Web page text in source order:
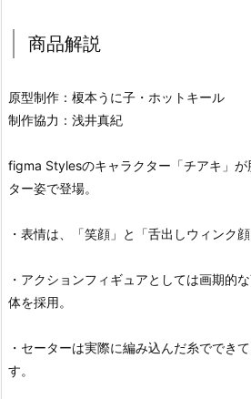
商品解説
原型制作：榎本うに子・ホットキール
制作協力：浅井真紀
figma Stylesのキャラクター「チアキ」が
ター姿で登場。
・表情は、「笑顔」と「舌出しウィンク顔
・アクションフィギュアとしては画期的
体を採用。
・セーターは実際に編み込んだ糸ででき
す。